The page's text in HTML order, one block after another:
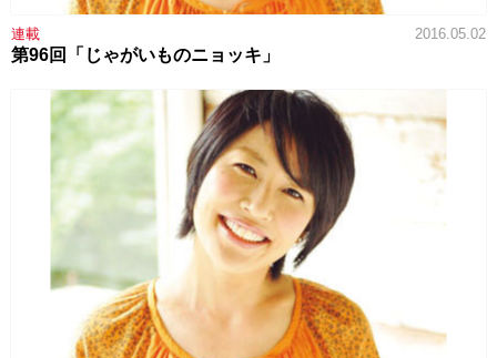
連載 2016.05.02
第96回「じゃがいものニョッキ」